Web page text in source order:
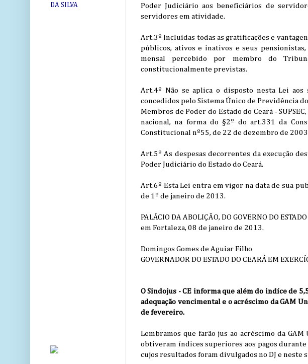
Poder Judiciário aos beneficiários de
servidores em atividade.
Art.3º Incluídas todas as gratificações e
públicos, ativos e inativos e seus
mensal percebido por membro do
constitucionalmente previstas.
Art.4º Não se aplica o disposto nesta Lei
concedidos pelo Sistema Único de Previdência
Membros de Poder do Estado do Ceará -
nacional, na forma do §2º do art.331 da
Constitucional nº55, de 22 de dezembro de
Art.5º As despesas decorrentes da execução
Poder Judiciário do Estado do Ceará.
Art.6º Esta Lei entra em vigor na data de sua
de 1º de janeiro de 2013.
PALÁCIO DA ABOLIÇÃO, DO GOVERNO DO
em Fortaleza, 08 de janeiro de 2013.
Domingos Gomes de Aguiar Filho
GOVERNADOR DO ESTADO DO CEARÁ EM
O Sindojus - CE informa que além do indíce de
adequação vencimental e o acréscimo da GAM
de fevereiro.
Lembramos que farão jus ao acréscimo da
obtiveram índices superiores aos pagos
cujos resultados foram divulgados no DJ e neste
DA SILVA